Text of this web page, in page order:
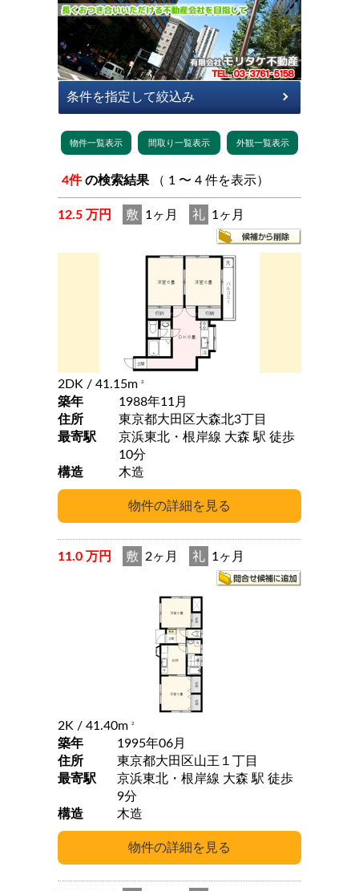
4件 の検索結果 （ 1 〜 4 件を表示）
12.5 万円 敷 1ヶ月 礼 1ヶ月
2DK / 41.15m 2
築年
1988年11月
住所
東京都大田区大森北3丁目
最寄駅
京浜東北・根岸線 大森 駅 徒歩
10分
構造
木造
11.0 万円 敷 2ヶ月 礼 1ヶ月
2K / 41.40m 2
築年
1995年06月
住所
東京都大田区山王１丁目
最寄駅
京浜東北・根岸線 大森 駅 徒歩
9分
構造
木造